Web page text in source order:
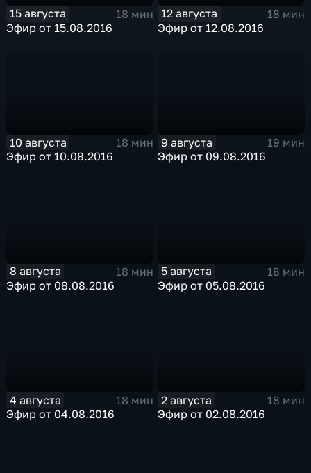
15 августа
18 мин
Эфир от 15.08.2016
12 августа
18 мин
Эфир от 12.08.2016
10 августа
18 мин
Эфир от 10.08.2016
9 августа
19 мин
Эфир от 09.08.2016
8 августа
18 мин
Эфир от 08.08.2016
5 августа
18 мин
Эфир от 05.08.2016
4 августа
18 мин
Эфир от 04.08.2016
2 августа
18 мин
Эфир от 02.08.2016